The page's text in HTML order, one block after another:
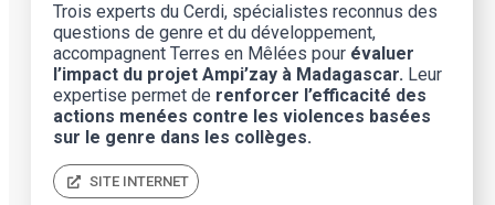
Trois experts du Cerdi, spécialistes reconnus des
questions de genre et du développement,
accompagnent Terres en Mêlées pour évaluer
l’impact du projet Ampi’zay à Madagascar. Leur
expertise permet de renforcer l’efficacité des
actions menées contre les violences basées
sur le genre dans les collèges.
SITE INTERNET